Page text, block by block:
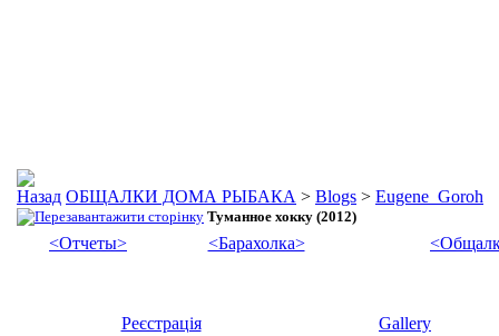
ОБЩАЛКИ ДОМА РЫБАКА > Blogs > Eugene_Goroh
Туманное хокку (2012)
<Отчеты> <Барахолка>
Реєстрація Gallery